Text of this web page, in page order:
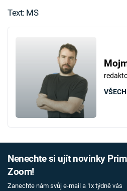
Text: MS
Nenechte si ujít novinky
Zoom!
Zanechte nám svůj e-mail a 1x týdně vás